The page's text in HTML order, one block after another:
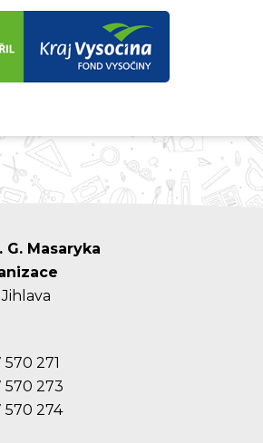
Masaryka
570 271
570 273
570 274